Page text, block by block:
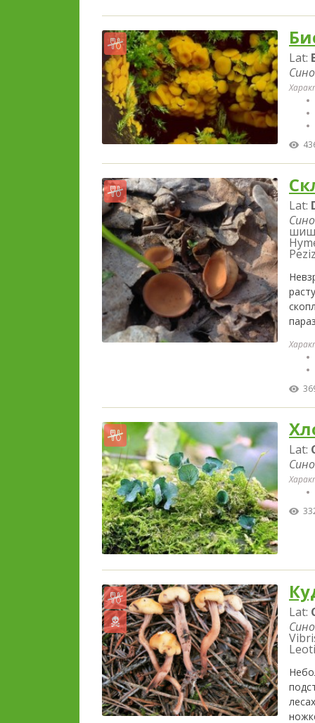
Lat:
Lat:
Lat:
Lat: